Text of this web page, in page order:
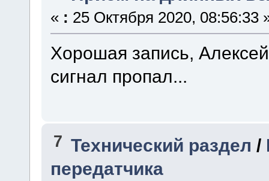
« : 25 Октября 2020, 08:56:33
Хорошая запись,
сигнал пропал...
7 Технический раздел /
передатчика